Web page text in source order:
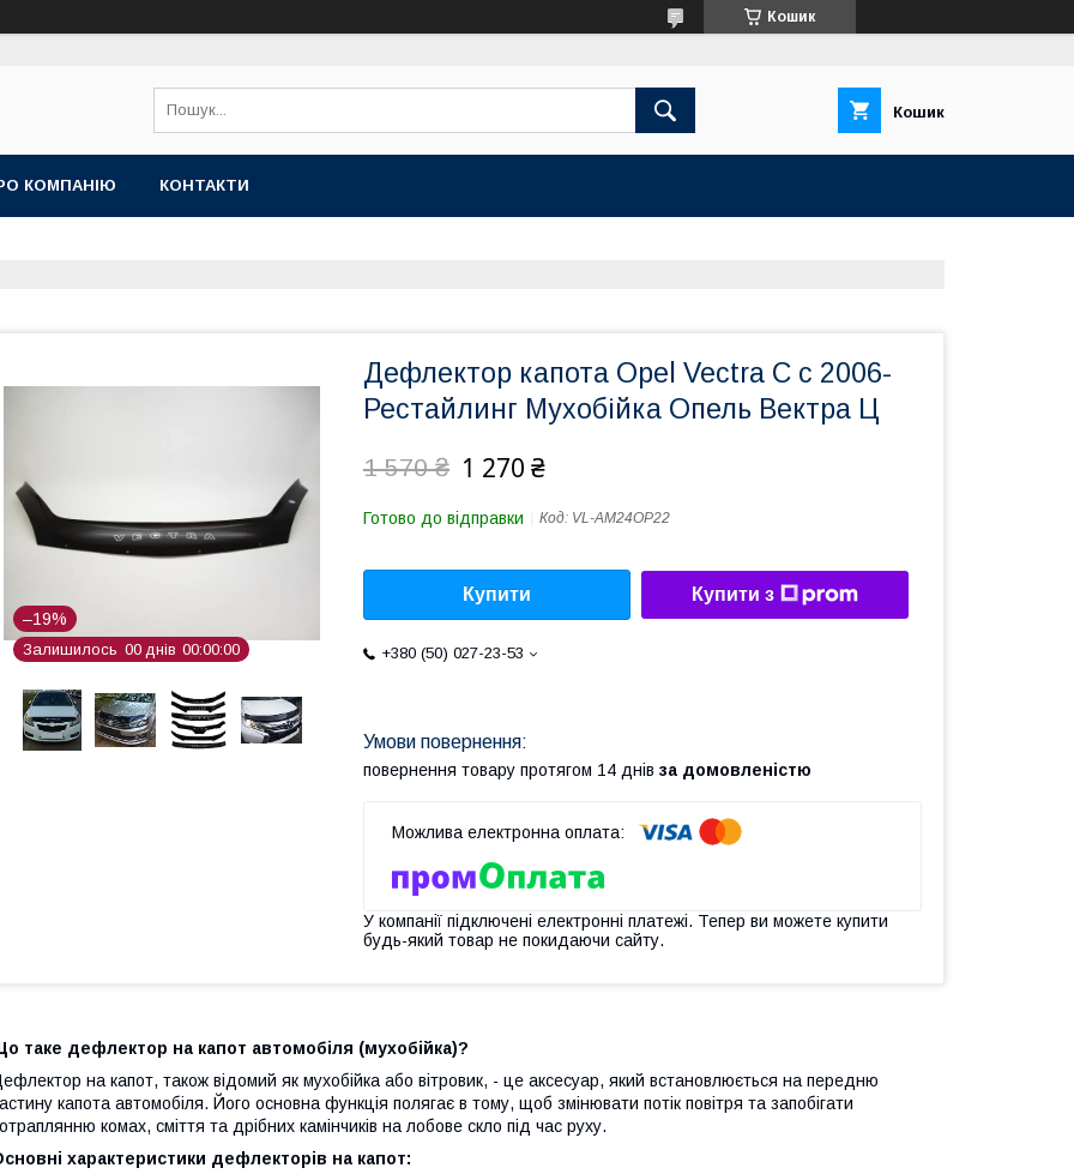
Кошик
Кошик
КОМПАНІЮ КОНТАКТИ
–19%
Залишилось 00 днів 00 00 00
Дефлектор капота Opel Vectra C с 2006-
Рестайлинг Мухобійка Опель Вектра Ц
1 570 ₴ 1 270 ₴
Готово до відправки Код: VL-AM24OP22
Купити Купити з
+380 (50) 027-23-53
повернення товару протягом 14 днів за домовленістю
У компанії підключені електронні платежі. Тепер ви можете купити
будь-який товар не покидаючи сайту.
таке дефлектор на капот автомобіля (мухобійка)?
на капот, також відомий як мухобійка або вітровик, - це аксесуар, який встановлюється на передню
капота автомобіля. Його основна функція полягає в тому, щоб змінювати потік повітря та запобігати
комах, сміття та дрібних камінчиків на лобове скло під час руху.
характеристики дефлекторів на капот: